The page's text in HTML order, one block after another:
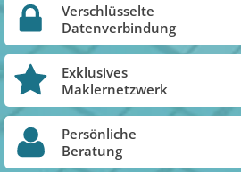
Verschlüsselte
Datenverbindung
Exklusives
Maklernetzwerk
Persönliche
Beratung